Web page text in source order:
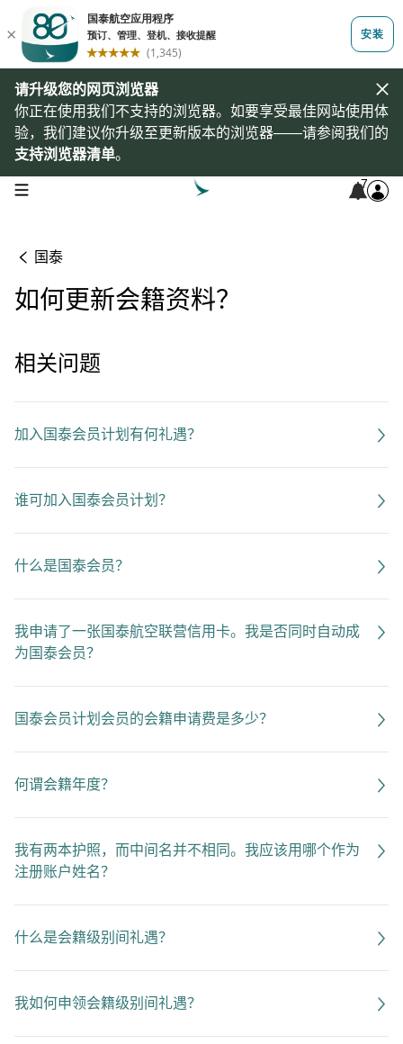
请升级您的网页浏览器
你正在使用我们不支持的浏览器。如要享受最佳网站使用体
验，我们建议你升级至更新版本的浏览器——请参阅我们的
支持浏览器清单。
open navigation menu 7
国泰
如何更新会籍资料？
相关问题
加入国泰会员计划有何礼遇？
谁可加入国泰会员计划？
什么是国泰会员？
我申请了一张国泰航空联营信用卡。我是否同时自动成
为国泰会员？
国泰会员计划会员的会籍申请费是多少？
何谓会籍年度？
我有两本护照，而中间名并不相同。我应该用哪个作为
注册账户姓名？
什么是会籍级别间礼遇？
我如何申领会籍级别间礼遇？